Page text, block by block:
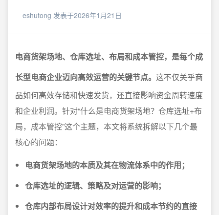
eshutong 发表于2026年1月21日
电商货架场地、仓库选址、布局和成本管控，是每个成
长型电商企业迈向高效运营的关键节点。 这不仅关乎商
品如何高效存储和快速发货，还直接影响资金周转速度
和企业利润。针对“什么是电商货架场地？仓库选址+布
局，成本管控”这个主题，本文将系统拆解以下几个最
核心的问题：
电商货架场地的本质及其在物流体系中的作用；
仓库选址的逻辑、策略及对运营的影响；
仓库内部布局设计对效率的提升和成本节约的直接